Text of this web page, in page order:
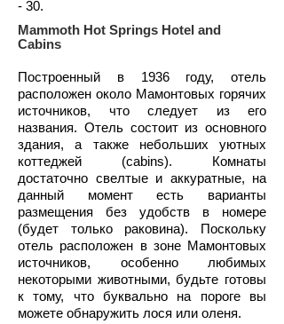
- 30.
Mammoth Hot Springs Hotel and
Cabins
Построенный в 1936 году, отель
расположен около Мамонтовых горячих
источников, что следует из его
названия. Отель состоит из основного
здания, а также небольших уютных
коттеджей (cabins). Комнаты
достаточно свелтые и аккуратные, на
данный момент есть варианты
размещения без удобств в номере
(будет только раковина). Поскольку
отель расположен в зоне Мамонтовых
источников, особенно любимых
некоторыми животными, будьте готовы
к тому, что буквально на пороге вы
можете обнаружить лося или оленя.